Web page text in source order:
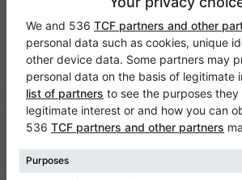
Klaviano
FAQ
Contact
Qui sommes-nous
Conditions d’utilisation